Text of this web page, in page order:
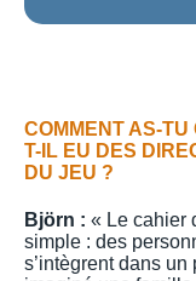
COMMENT AS-
T-IL EU DES
DU JEU ?
Björn : « Le cahier
simple : des
s’intègrent dans un